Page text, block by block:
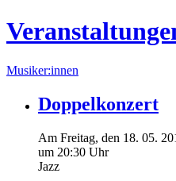
Musiker:innen
Doppelkonzert
Am Freitag, den 18. 05.
um 20:30 Uhr
Jazz